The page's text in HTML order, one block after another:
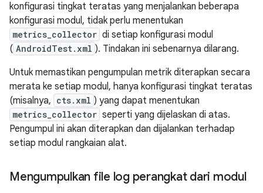
konfigurasi tingkat teratas yang menjalankan beberapa
konfigurasi modul, tidak perlu menentukan
metrics_collector di setiap konfigurasi modul
( AndroidTest.xml ). Tindakan ini sebenarnya dilarang.
Untuk memastikan pengumpulan metrik diterapkan secara
merata ke setiap modul, hanya konfigurasi tingkat teratas
(misalnya, cts.xml ) yang dapat menentukan
metrics_collector seperti yang dijelaskan di atas.
Pengumpul ini akan diterapkan dan dijalankan terhadap
setiap modul rangkaian alat.
Mengumpulkan file log perangkat dari modul